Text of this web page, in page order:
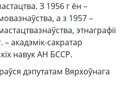
З 1956 г ён –
а з 1957 –
этнаграфіі
– акадэмік-сакратар
навук АН БССР.
дэпутатам Вярхоўнага